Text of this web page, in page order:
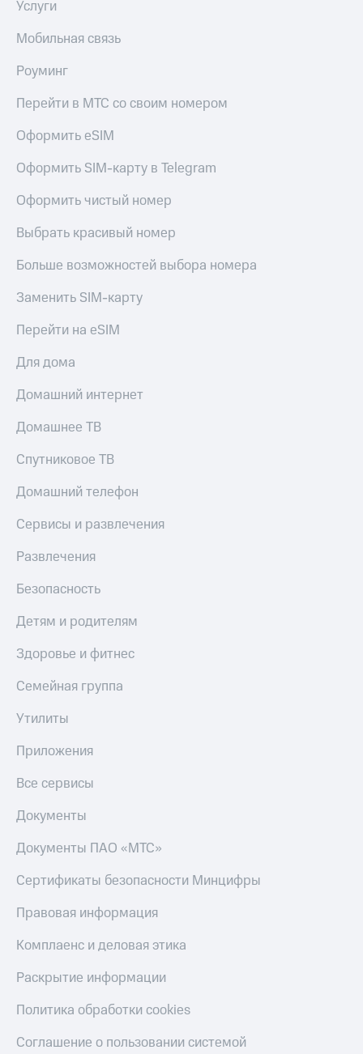
Услуги
Мобильная связь
Роуминг
Перейти в МТС со своим номером
Оформить eSIM
Оформить SIM-карту в Telegram
Оформить чистый номер
Выбрать красивый номер
Больше возможностей выбора номера
Заменить SIM-карту
Перейти на eSIM
Для дома
Домашний интернет
Домашнее ТВ
Спутниковое ТВ
Домашний телефон
Сервисы и развлечения
Развлечения
Безопасность
Детям и родителям
Здоровье и фитнес
Семейная группа
Утилиты
Приложения
Все сервисы
Документы
Документы ПАО «МТС»
Сертификаты безопасности Минцифры
Правовая информация
Комплаенс и деловая этика
Раскрытие информации
Политика обработки cookies
Соглашение о пользовании системой